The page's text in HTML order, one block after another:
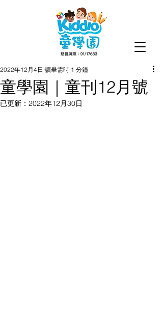
童學園｜童刊12月號
2022年12月4日 讀畢需時 1 分鐘
已更新： 2022年12月30日